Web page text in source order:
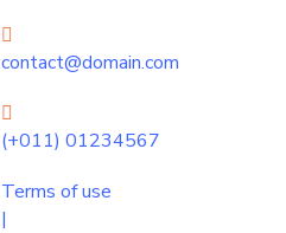
contact@domain.com
(+011) 01234567
Terms of use
|